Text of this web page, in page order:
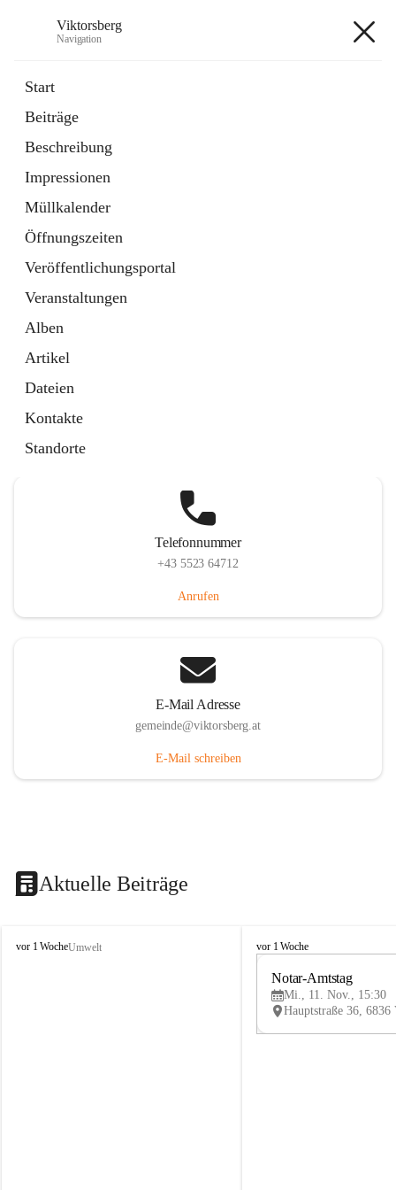
Viktorsberg
Navigation
Start
Beiträge
Beschreibung
Impressionen
Müllkalender
Öffnungszeiten
Veröffentlichungsportal
Veranstaltungen
Alben
Artikel
Dateien
Kontakte
Standorte
1 Schnellzugriff
Bürgerservice
10 Schnellzugriffe
Telefonnummer
+43 5523 64712
Anrufen
E-Mail Adresse
gemeinde@viktorsberg.at
E-Mail schreiben
Aktuelle Beiträge
V
vor 1 WocheUmwelt
V
vor 1 Woche
Notar-Amtstag
Mi., 11. Nov., 15:30